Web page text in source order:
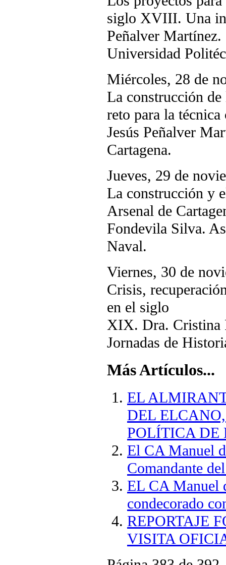
siglo XVIII. Una
Peñalver Martínez.
Universidad
Miércoles, 28 de
La construcción de
reto para la
Jesús Peñalver
Cartagena.
Jueves, 29 de
La construcción y
Arsenal de
Fondevila Silva.
Naval.
Viernes, 30 de
Crisis,
en el siglo
XIX. Dra. Cristina
Jornadas de
Más Artículos...
EL
DEL
POLÍTICA DE
El CA Manuel
Comandante
EL CA Manuel
condecorado
REPORTAJE
VISITA